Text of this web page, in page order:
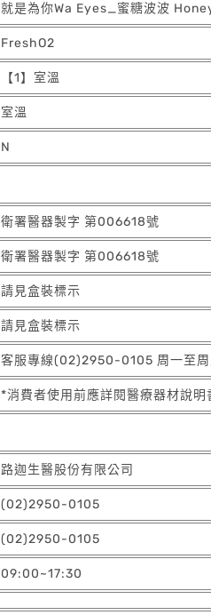
就是為你Wa Eyes_蜜糖波波
FreshO2
【1】室溫
室溫
N
衛署醫器製字 第006618號
衛署醫器製字 第006618號
請見盒裝標示
請見盒裝標示
客服專線(02)2950-0105 周一至
*消費者使用前應詳閱醫療器材說明
路迦生醫股份有限公司
(02)2950-0105
(02)2950-0105
09:00~17:30